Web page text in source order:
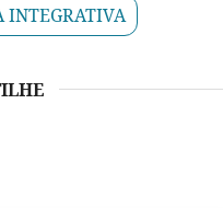
INTEGRATIVA